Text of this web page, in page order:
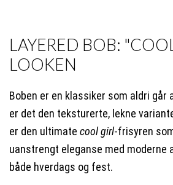
LAYERED BOB:
LOOKEN
Boben er en klassiker som aldri går
er det den teksturerte, lekne
er den ultimate cool girl-frisyren
uanstrengt eleganse med
både hverdags og fest.